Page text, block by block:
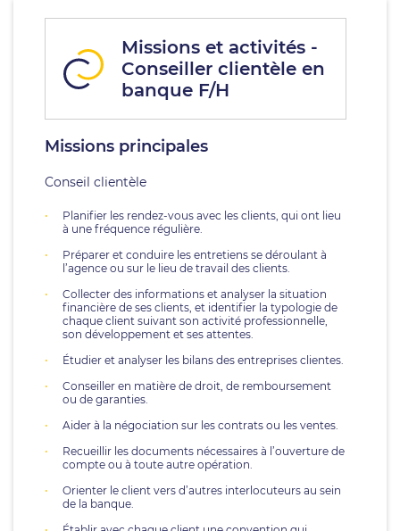
Missions et activités -
Conseiller clientèle en
banque F/H
Missions principales
Conseil clientèle
Planifier les rendez-vous avec les clients, qui ont lieu
à une fréquence régulière.
Préparer et conduire les entretiens se déroulant à
l’agence ou sur le lieu de travail des clients.
Collecter des informations et analyser la situation
financière de ses clients, et identifier la typologie de
chaque client suivant son activité professionnelle,
son développement et ses attentes.
Étudier et analyser les bilans des entreprises clientes.
Conseiller en matière de droit, de remboursement
ou de garanties.
Aider à la négociation sur les contrats ou les ventes.
Recueillir les documents nécessaires à l’ouverture de
compte ou à toute autre opération.
Orienter le client vers d’autres interlocuteurs au sein
de la banque.